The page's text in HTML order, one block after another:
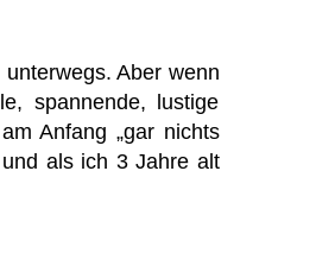
Aber wenn
spannende, lustige
Anfang „gar nichts
als ich 3 Jahre alt